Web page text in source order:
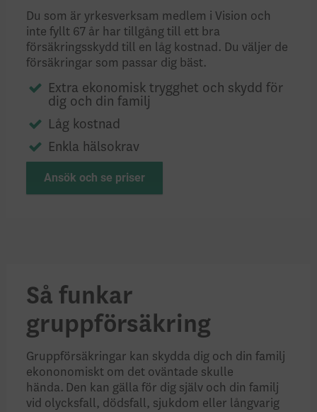
Du som är yrkesverksam medlem i Vision och
inte fyllt 67 år har tillgång till ett bra
försäkringsskydd till en låg kostnad. Du väljer de
försäkringar som passar dig bäst.
Extra ekonomisk trygghet och skydd för
dig och din familj
Låg kostnad
Enkla hälsokrav
Ansök och se priser
Så funkar
gruppförsäkring
Gruppförsäkringar kan skydda dig och din familj
ekononomiskt om det oväntade skulle
hända. Den kan gälla för dig själv och din familj
vid olycksfall, dödsfall, sjukdom eller långvarig